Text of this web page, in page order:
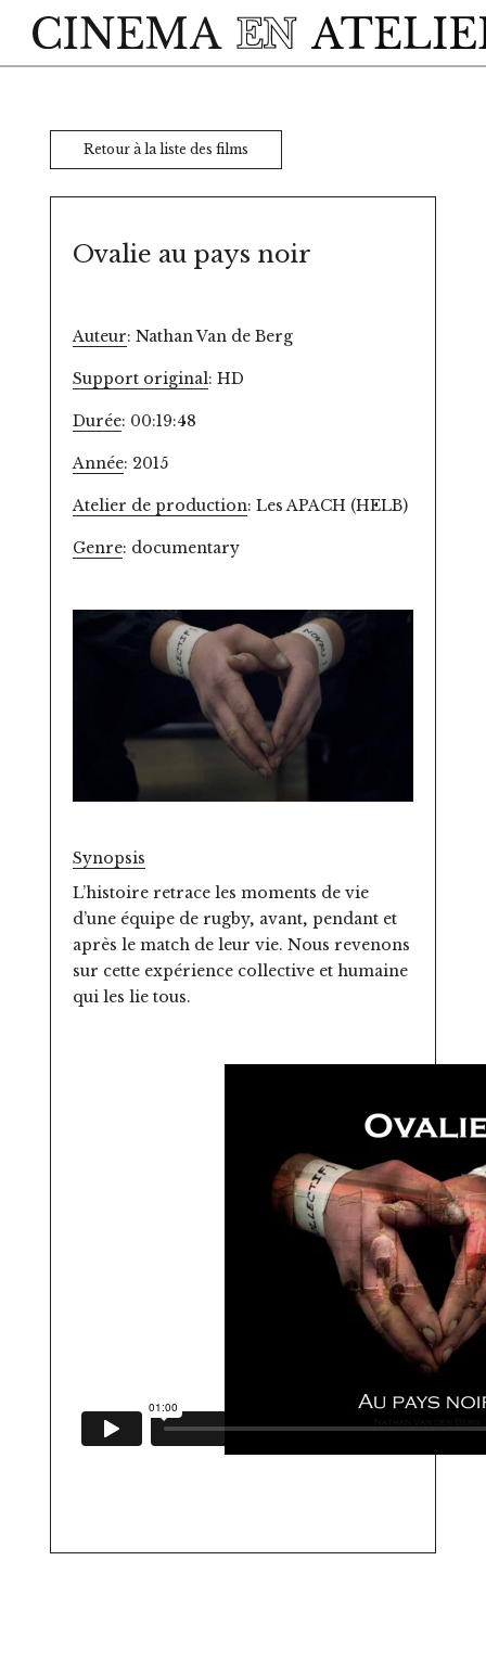
Retour à la liste des films
Ovalie au pays noir
Auteur: Nathan Van de Berg
Support original: HD
Durée: 00:19:48
Année: 2015
Atelier de production: Les APACH (HELB)
Genre: documentary
Synopsis
L’histoire retrace les moments de vie
d’une équipe de rugby, avant, pendant et
après le match de leur vie. Nous revenons
sur cette expérience collective et humaine
qui les lie tous.